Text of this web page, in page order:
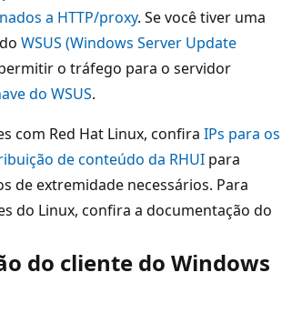
a HTTP/proxy. Se você tiver uma
WSUS (Windows Server Update
o tráfego para o servidor
do WSUS.
com Red Hat Linux, confira IPs para os
de conteúdo da RHUI para
de extremidade necessários. Para
do Linux, confira a documentação do
do cliente do Windows